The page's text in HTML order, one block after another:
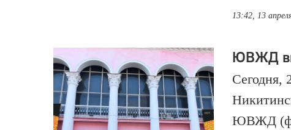
13:42, 13
ЮВЖД
Сегодня,
ЮВЖД